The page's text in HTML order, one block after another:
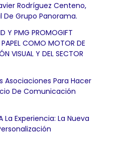
Rodríguez Centeno,
De Grupo Panorama.
Y PMG PROMOGIFT
COMO MOTOR DE
VISUAL Y DEL SECTOR
Asociaciones Para Hacer
De Comunicación
La Experiencia: La Nueva